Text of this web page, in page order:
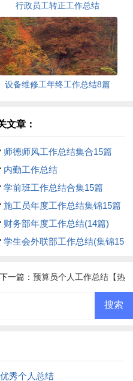
行政员工转正工作总结
设备维修工年终工作总结8篇
文章：
师德师风工作总结集合15篇
内勤工作总结
学前班工作总结合集15篇
施工员年度工作总结集锦15篇
财务部年度工作总结(14篇)
学生会外联部工作总结(集锦15
下一篇： 预算员个人工作总结【热
秀个人总结